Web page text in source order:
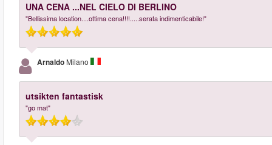
UNA CENA ...NEL CIELO DI BERLINO
"Bellissima location....ottima cena!!!!.....serata indimenticabile!"
Arnaldo Milano
utsikten fantastisk
"go mat"